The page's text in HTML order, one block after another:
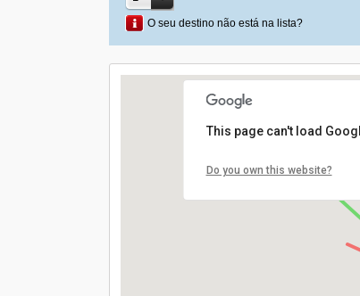
O seu destino não está na lista?
This page can't load
Do you own this website?